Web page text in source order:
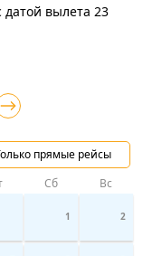
датой вылета 23
прямые рейсы
Сб Вс
1 2